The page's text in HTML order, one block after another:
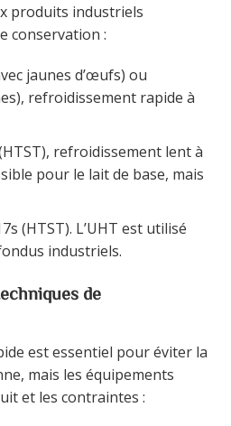
produits industriels
conservation :
jaunes d’œufs) ou
refroidissement rapide à
refroidissement lent à
pour le lait de base, mais
(HTST). L’UHT est utilisé
industriels.
de
est essentiel pour éviter la
mais les équipements
et les contraintes :